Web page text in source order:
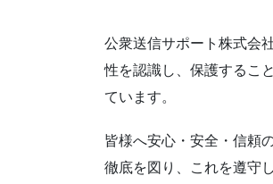
公衆送信サポート株式会
性を認識し、保護するこ
ています。
皆様へ安心・安全・信頼
徹底を図り、これを遵守